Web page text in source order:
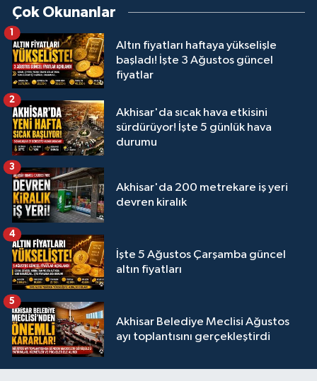
Çok Okunanlar
Altın fiyatları haftaya yükselişle
başladı! İşte 3 Ağustos güncel
fiyatlar
1
Akhisar'da sıcak hava etkisini
sürdürüyor! İşte 5 günlük hava
durumu
2
Akhisar'da 200 metrekare iş yeri
devren kiralık
3
İşte 5 Ağustos Çarşamba güncel
altın fiyatları
4
Akhisar Belediye Meclisi Ağustos
ayı toplantısını gerçekleştirdi
5